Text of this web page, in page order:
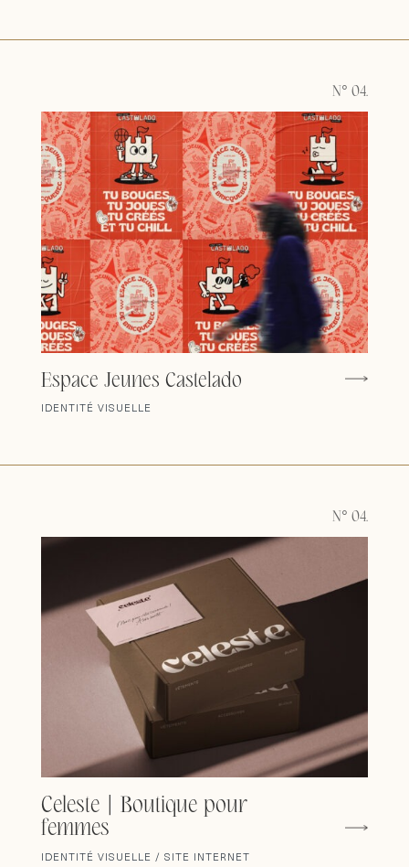
N° 04.
Espace Jeunes Castelado
IDENTITÉ VISUELLE
N° 04.
Celeste | Boutique pour
femmes
IDENTITÉ VISUELLE / SITE INTERNET